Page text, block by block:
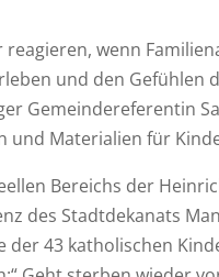
wenn
und den Gefühlen
Gemeindereferentin
und Materialien für
Bereichs der
des Stadtdekanats
43 katholischen